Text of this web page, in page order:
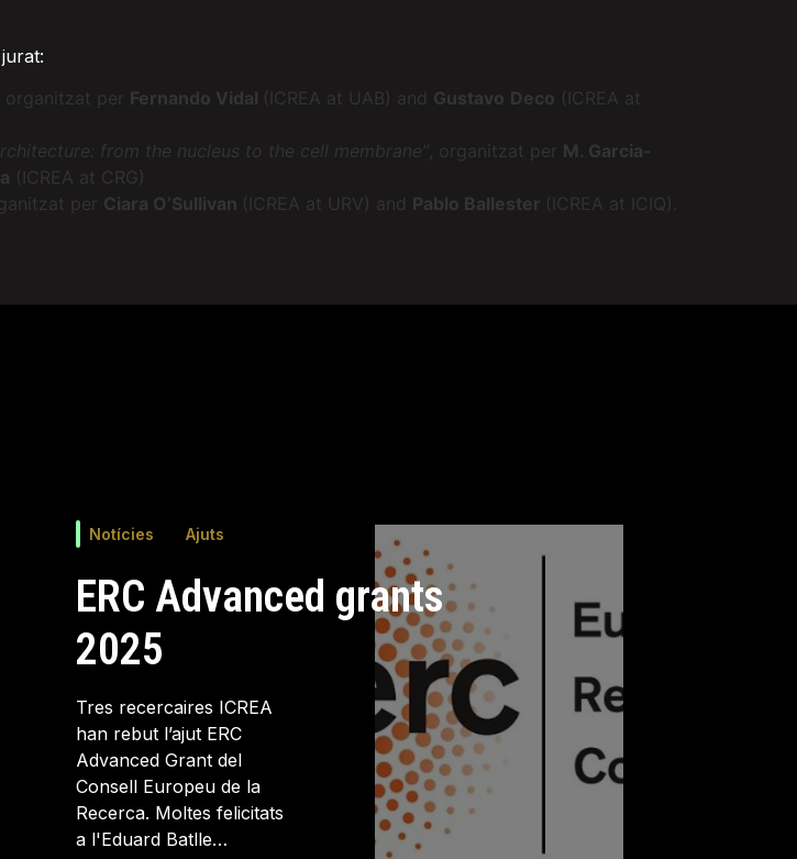
, organitzat per Fernando Vidal (ICREA at UAB) and Gustavo Deco (ICREA at
from the nucleus to the cell membrane” , organitzat per M. Garcia-
(ICREA at CRG)
per Ciara O’Sullivan (ICREA at URV) and Pablo Ballester (ICREA at ICIQ).
Notícies Ajuts
ERC Advanced grants
2025
Tres recercaires ICREA
han rebut l’ajut ERC
Advanced Grant del
Consell Europeu de la
Recerca. Moltes felicitats
a l'Eduard Batlle…